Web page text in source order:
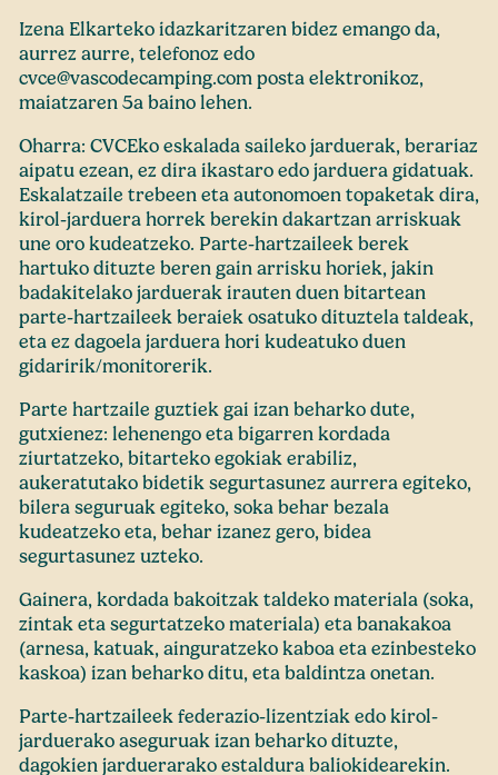
Izena Elkarteko idazkaritzaren bidez emango da,
aurrez aurre, telefonoz edo
cvce@vascodecamping.com posta elektronikoz,
maiatzaren 5a baino lehen.
Oharra: CVCEko eskalada saileko jarduerak, berariaz
aipatu ezean, ez dira ikastaro edo jarduera gidatuak.
Eskalatzaile trebeen eta autonomoen topaketak dira,
kirol-jarduera horrek berekin dakartzan arriskuak
une oro kudeatzeko. Parte-hartzaileek berek
hartuko dituzte beren gain arrisku horiek, jakin
badakitelako jarduerak irauten duen bitartean
parte-hartzaileek beraiek osatuko dituztela taldeak,
eta ez dagoela jarduera hori kudeatuko duen
gidaririk/monitorerik.
Parte hartzaile guztiek gai izan beharko dute,
gutxienez: lehenengo eta bigarren kordada
ziurtatzeko, bitarteko egokiak erabiliz,
aukeratutako bidetik segurtasunez aurrera egiteko,
bilera seguruak egiteko, soka behar bezala
kudeatzeko eta, behar izanez gero, bidea
segurtasunez uzteko.
Gainera, kordada bakoitzak taldeko materiala (soka,
zintak eta segurtatzeko materiala) eta banakakoa
(arnesa, katuak, ainguratzeko kaboa eta ezinbesteko
kaskoa) izan beharko ditu, eta baldintza onetan.
Parte-hartzaileek federazio-lizentziak edo kirol-
jarduerako aseguruak izan beharko dituzte,
dagokien jarduerarako estaldura baliokidearekin.